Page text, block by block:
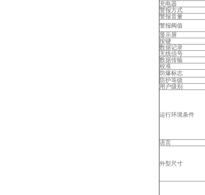
充电器
警报方式
警报音量
警报阀值
显示屏
按键
数据记录
无线信号
数据传输
校准
防爆标志
防护等级
用户级别
运行环境条件
语言
外型尺寸